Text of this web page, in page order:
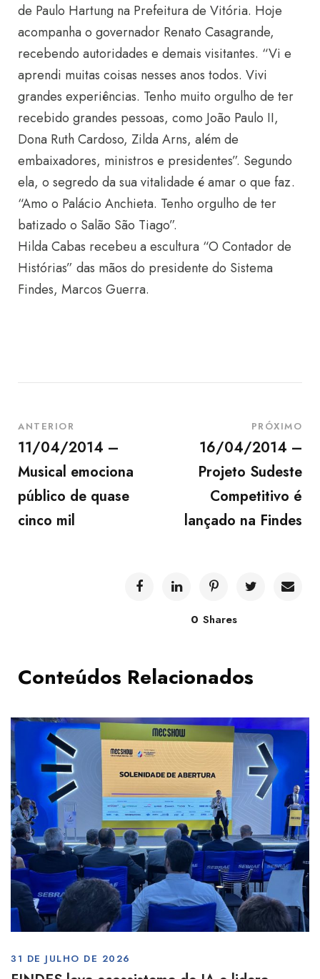
de Paulo Hartung na Prefeitura de Vitória. Hoje
acompanha o governador Renato Casagrande,
recebendo autoridades e demais visitantes. “Vi e
aprendi muitas coisas nesses anos todos. Vivi
grandes experiências. Tenho muito orgulho de ter
recebido grandes pessoas, como João Paulo II,
Dona Ruth Cardoso, Zilda Arns, além de
embaixadores, ministros e presidentes”. Segundo
ela, o segredo da sua vitalidade é amar o que faz.
“Amo o Palácio Anchieta. Tenho orgulho de ter
batizado o Salão São Tiago”.
Hilda Cabas recebeu a escultura “O Contador de
Histórias” das mãos do presidente do Sistema
Findes, Marcos Guerra.
ANTERIOR
11/04/2014 –
Musical emociona
público de quase
cinco mil
PRÓXIMO
16/04/2014 –
Projeto Sudeste
Competitivo é
lançado na Findes
0 Shares
Conteúdos Relacionados
31 DE JULHO DE 2026